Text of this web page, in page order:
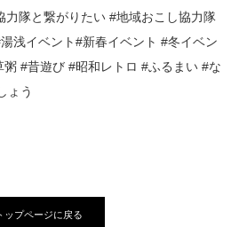
力隊と繋がりたい #地域おこし協力隊
浅イベント#新春イベント #冬イベン
粥 #昔遊び #昭和レトロ #ふるまい #な
ょう
ップページに戻る